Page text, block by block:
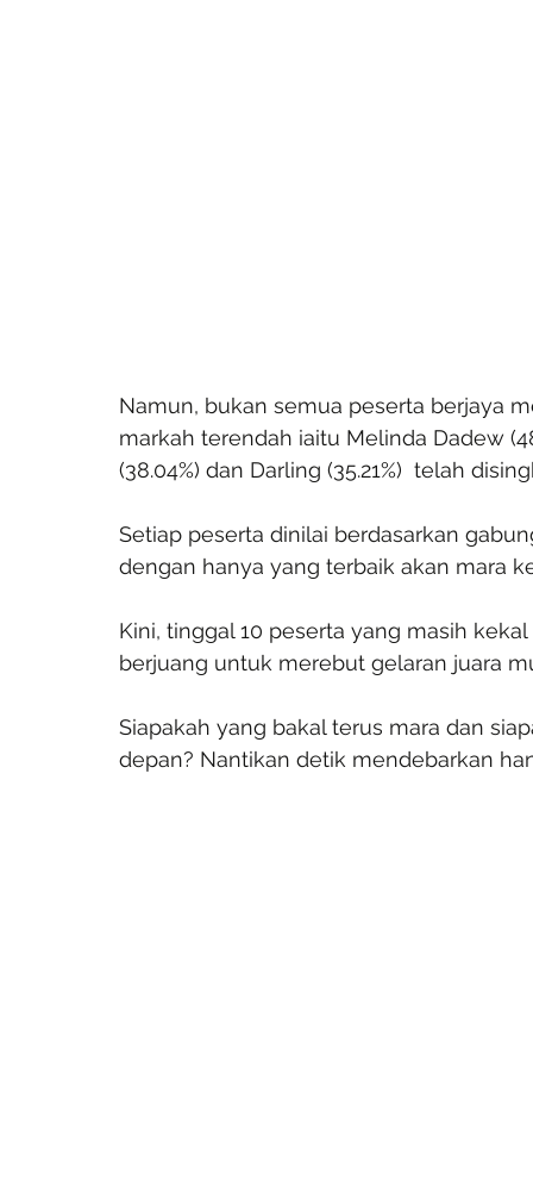
Namun, bukan semua peserta berjaya
markah terendah iaitu Melinda Dadew
(38.04%) dan Darling (35.21%)  telah
Setiap peserta dinilai berdasarkan
dengan hanya yang terbaik akan mara
Kini, tinggal 10 peserta yang masih
berjuang untuk merebut gelaran juara
Siapakah yang bakal terus mara dan
depan? Nantikan detik mendebarkan